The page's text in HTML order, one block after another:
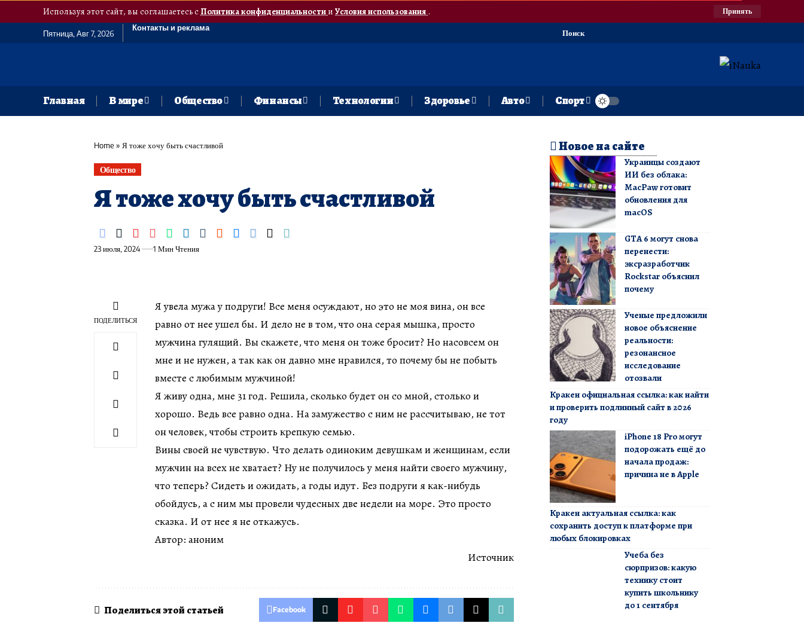
Используя этот сайт, вы соглашаетесь сПолитика конфиденциальностии Условия использования. Принять
Пятница, Авг 7, 2026
Контакты и реклама
Поиск
Главная В мире Общество Финансы Технологии Здоровье Авто Спорт
Home» Я тоже хочу быть счастливой
Общество
Я тоже хочу быть счастливой
23 июля, 2024 1 Мин Чтения
ПОДЕЛИТЬСЯ
Я увела мужа у подруги! Все меня осуждают, но это не моя вина, он все
равно от нее ушел бы. И дело не в том, что она серая мышка, просто
мужчина гулящий. Вы скажете, что меня он тоже бросит? Но насовсем он
мне и не нужен, а так как он давно мне нравился, то почему бы не побыть
вместе с любимым мужчиной!
Я живу одна, мне 31 год. Решила, сколько будет он со мной, столько и
хорошо. Ведь все равно одна. На замужество с ним не рассчитываю, не тот
он человек, чтобы строить крепкую семью.
Вины своей не чувствую. Что делать одиноким девушкам и женщинам, если
мужчин на всех не хватает? Ну не получилось у меня найти своего мужчину,
что теперь? Сидеть и ожидать, а годы идут. Без подруги я как-нибудь
обойдусь, а с ним мы провели чудесных две недели на море. Это просто
сказка. И от нее я не откажусь.
Автор: аноним
Источник
Поделиться этой статьей Facebook
Новое на сайте
Украинцы создают
ИИ без облака:
MacPaw готовит
обновления для
macOS
GTA 6 могут снова
перенести:
эксразработчик
Rockstar объяснил
почему
Ученые предложили
новое объяснение
реальности:
резонансное
исследование
отозвали
Кракен официальная ссылка: как найти
и проверить подлинный сайт в 2026
году
iPhone 18 Pro могут
подорожать ещё до
начала продаж:
причина не в Apple
Кракен актуальная ссылка: как
сохранить доступ к платформе при
любых блокировках
Учеба без
сюрпризов: какую
технику стоит
купить школьнику
до 1 сентября